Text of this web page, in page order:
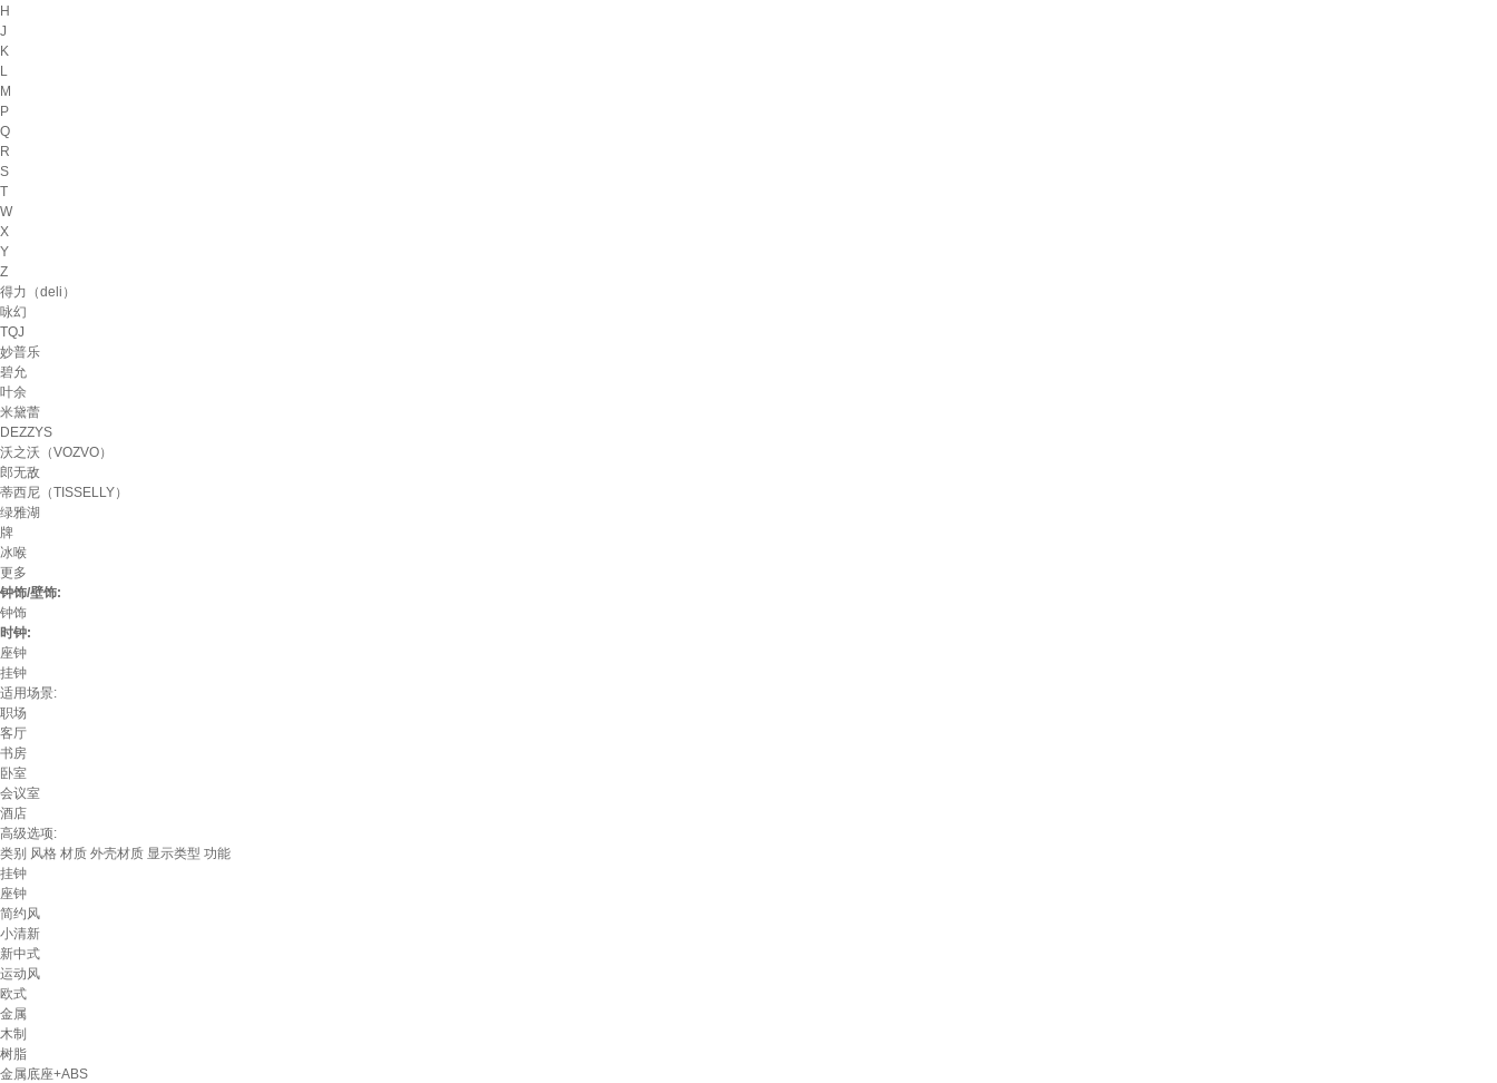
H
J
K
L
M
P
Q
R
S
T
W
X
Y
Z
得力（deli）
咏幻
TQJ
妙普乐
碧允
叶余
米黛蕾
DEZZYS
沃之沃（VOZVO）
郎无敌
蒂西尼（TISSELLY）
绿雅湖
牌
冰喉
更多
钟饰/壁饰:
钟饰
时钟:
座钟
挂钟
适用场景:
职场
客厅
书房
卧室
会议室
酒店
高级选项:
类别 风格 材质 外壳材质 显示类型 功能
挂钟
座钟
简约风
小清新
新中式
运动风
欧式
金属
木制
树脂
金属底座+ABS